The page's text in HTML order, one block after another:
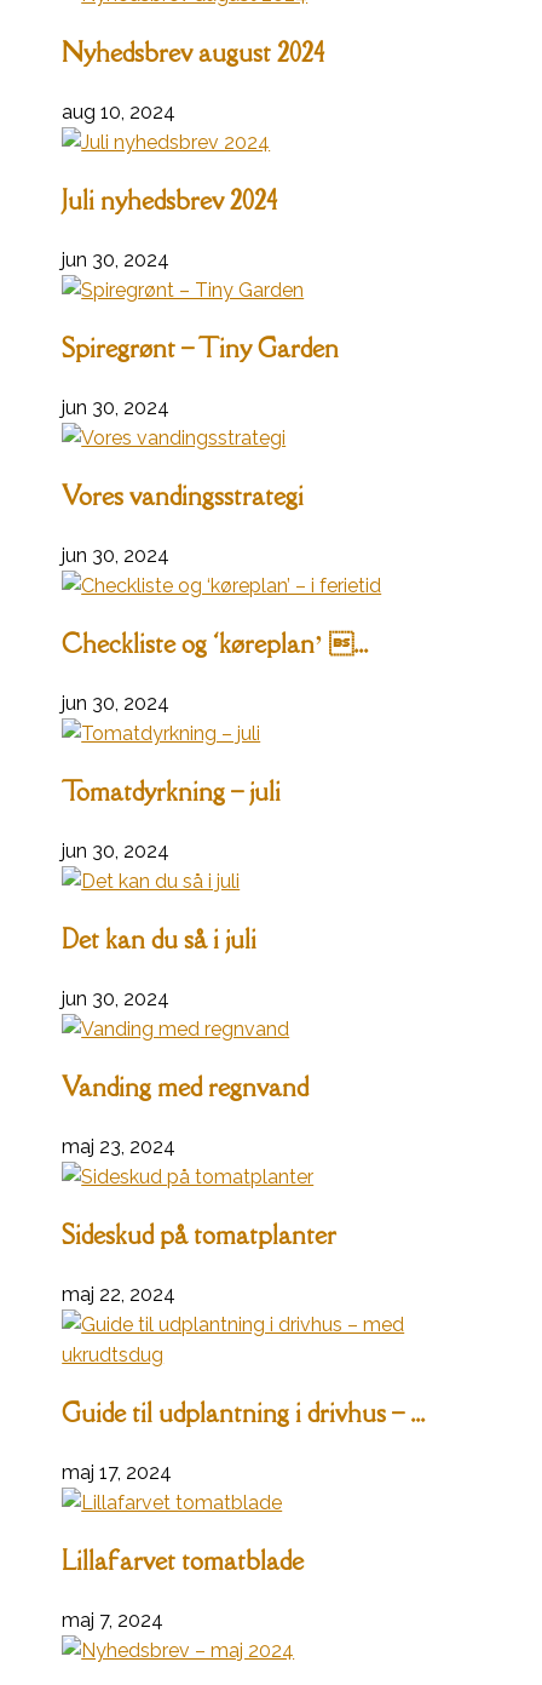
Nyhedsbrev august 2024
aug 10, 2024
Juli nyhedsbrev 2024
jun 30, 2024
Spiregrønt – Tiny Garden
jun 30, 2024
Vores vandingsstrategi
jun 30, 2024
Checkliste og ‘køreplan’ ...
jun 30, 2024
Tomatdyrkning – juli
jun 30, 2024
Det kan du så i juli
jun 30, 2024
Vanding med regnvand
maj 23, 2024
Sideskud på tomatplanter
maj 22, 2024
Guide til udplantning i drivhus – ...
maj 17, 2024
Lillafarvet tomatblade
maj 7, 2024